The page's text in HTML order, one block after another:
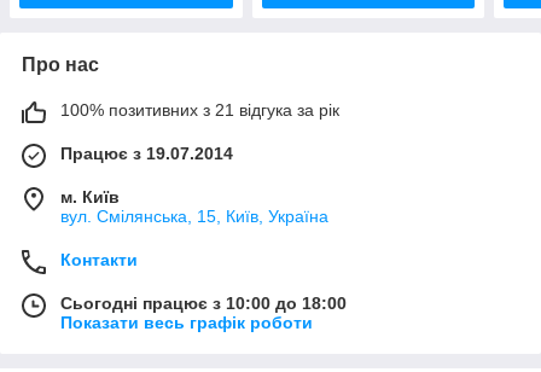
Про нас
100% позитивних з 21 відгука за рік
Працює з 19.07.2014
м. Київ
вул. Смілянська, 15, Київ, Україна
Контакти
Сьогодні працює з 10:00 до 18:00
Показати весь графік роботи